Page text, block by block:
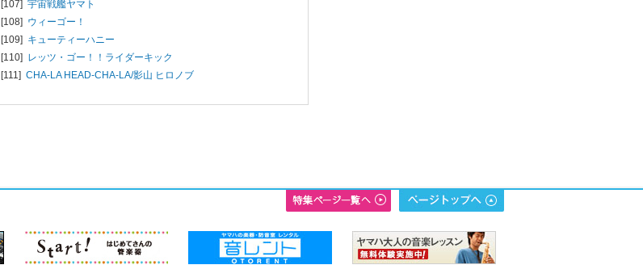
[107] 宇宙戦艦ヤマト
[108] ウィーゴー！
[109] キューティーハニー
[110] レッツ・ゴー！！ライダーキック
[111] CHA-LA HEAD-CHA-LA/影山 ヒロノブ